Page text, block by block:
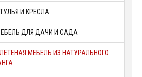
И КРЕСЛА
ДЛЯ ДАЧИ И САДА
МЕБЕЛЬ ИЗ НАТУРАЛЬНОГО